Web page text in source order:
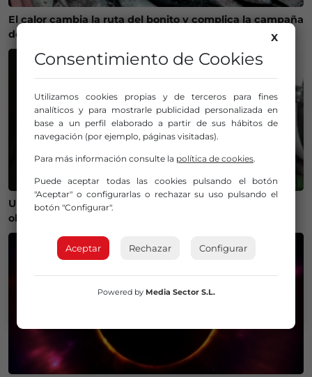
El calor cambia la ruta del bonito y complica la campaña
de pesca en Euskadi
Un bilbaíno invierte 100.000 euros en crear un
observatorio que será protagonista del eclipse
X
Consentimiento de Cookies
Utilizamos cookies propias y de terceros para fines
analíticos y para mostrarle publicidad personalizada en
base a un perfil elaborado a partir de sus hábitos de
navegación (por ejemplo, páginas visitadas).
Para más información consulte la política de cookies.
Puede aceptar todas las cookies pulsando el botón
"Aceptar" o configurarlas o rechazar su uso pulsando el
botón "Configurar".
Aceptar Rechazar Configurar
Powered by Media Sector S.L.